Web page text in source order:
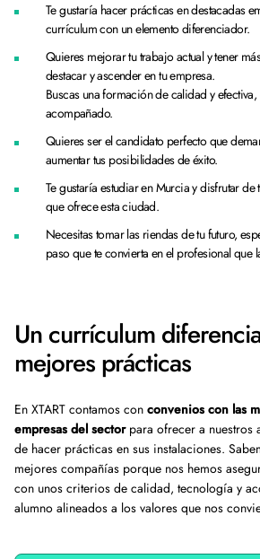
Te gustaría hacer prácticas en destacadas
currículum con un elemento diferenciador.
Quieres mejorar tu trabajo actual y tener
destacar y ascender en tu empresa.
Buscas una formación de calidad y
acompañado.
Quieres ser el candidato perfecto que
aumentar tus posibilidades de éxito.
Te gustaría estudiar en Murcia y disfrutar
que ofrece esta ciudad.
Necesitas tomar las riendas de tu futuro,
paso que te convierta en el profesional que
Un currículum
mejores prácticas
En XTART contamos con convenios con las
empresas del sectorpara ofrecer a nuestros
de hacer prácticas en sus instalaciones.
mejores compañías porque nos hemos
con unos criterios de calidad, tecnología y
alumno alineados a los valores que nos